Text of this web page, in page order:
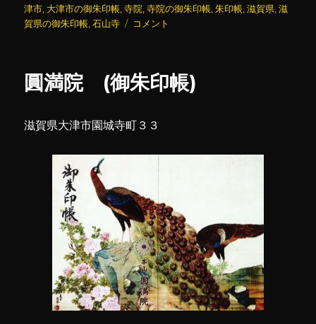
稿
日:
テ
ゴ
グ
津市 大津市の御朱印帳 ,寺院 ,寺院の御朱印帳 ,朱印帳 ,滋賀県 ,滋
賀県の御朱印帳 ,石山寺
石
朱
に
コメント
圓満院 (御朱印帳)
滋賀県大津市園城寺町３３